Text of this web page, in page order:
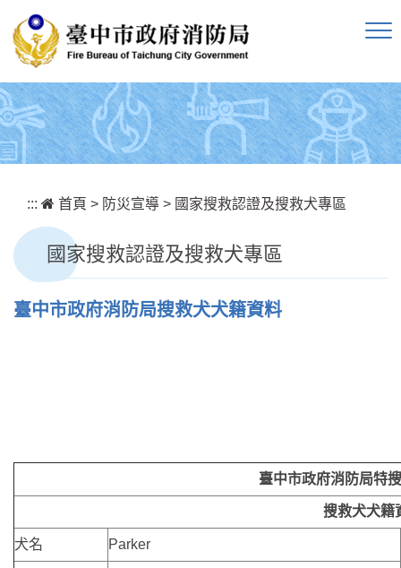
::: 首頁 > 防災宣導 > 國家搜救認證及搜救犬專區
國家搜救認證及搜救犬專區
臺中市政府消防局搜救犬犬籍資料
臺中市政府消防局特
搜救犬犬籍
犬名 Parker